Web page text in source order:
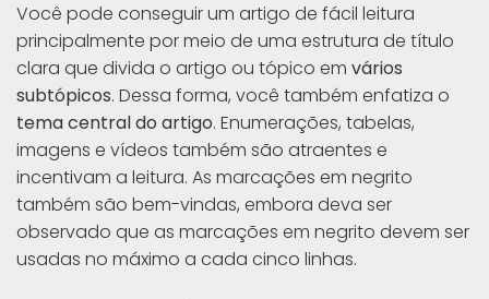
Você pode conseguir um artigo de fácil leitura
principalmente por meio de uma estrutura de título
clara que divida o artigo ou tópico em vários
subtópicos. Dessa forma, você também enfatiza o
tema central do artigo. Enumerações, tabelas,
imagens e vídeos também são atraentes e
incentivam a leitura. As marcações em negrito
também são bem-vindas, embora deva ser
observado que as marcações em negrito devem ser
usadas no máximo a cada cinco linhas.